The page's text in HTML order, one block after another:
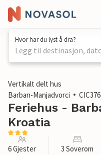
Hvor har du lyst å dra?
Legg til destinasjon,
1 / 37
Vertikalt delt hus
Barban-Manjadvorci
CIC376
Feriehus -
Kroatia
6 Gjester 3 Soverom